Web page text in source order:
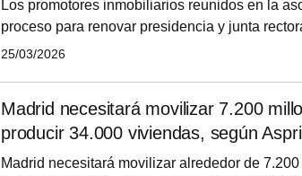
Los promotores inmobiliarios reunidos en la
proceso para renovar presidencia y junta
se celebrará el 29 de abril.
25/03/2026
Madrid necesitará movilizar 7.200
producir 34.000 viviendas, según
Madrid necesitará movilizar alrededor de